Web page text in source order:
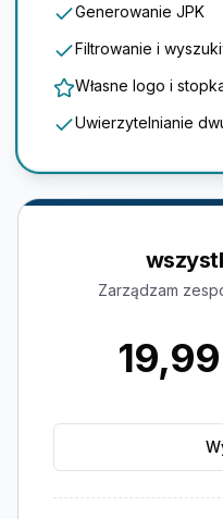
Generowanie JPK
Filtrowanie i
Własne logo i
Uwierzytelnianie
Zarządzam
19,99